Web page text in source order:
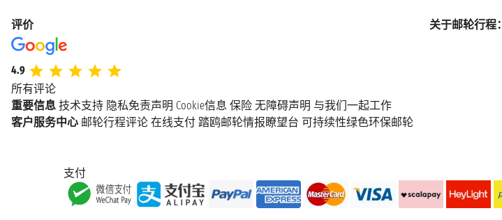
评价
4.9
所有评论
关于邮轮行程：
重要信息 技术支持 隐私免责声明 Cookie信息 保险 无障碍声明 与我们一起工作
客户服务中心 邮轮行程评论 在线支付 踏鸥邮轮情报瞭望台 可持续性绿色环保邮轮
支付